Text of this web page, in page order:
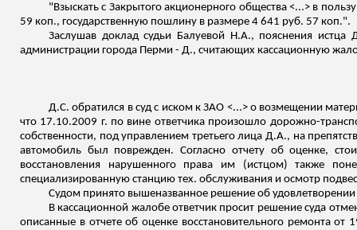
"Взыскать с Закрытого акционерного общества <...> в
59 коп., государственную пошлину в размере 4 641 руб. 57 коп.".
Заслушав доклад судьи Балуевой Н.А., пояснения истца
администрации города Перми - Д., считающих кассационную
Д.С. обратился в суд с иском к ЗАО <...> о возмещении
что 17.10.2009 г. по вине ответчика произошло дорожно-
собственности, под управлением третьего лица Д.А., на
автомобиль был поврежден.Согласно отчету об оценке,
восстановления нарушенного права им (истцом) также
специализированную станцию тех. обслуживания и осмотр
Судом принято вышеназванное решение об
В кассационной жалобе ответчик просит решение суда
описанные в отчете об оценке восстановительного ремонта